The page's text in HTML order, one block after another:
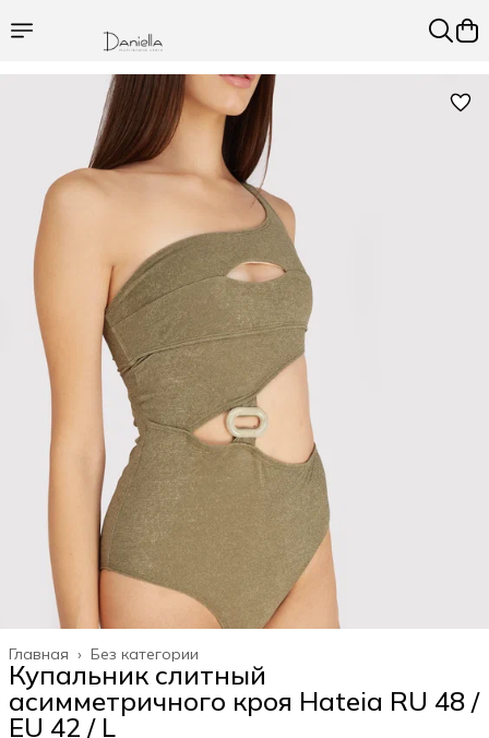
Без категории
Главная ›
Купальник слитный
асимметричного кроя Hateia RU 48 /
EU 42 / L